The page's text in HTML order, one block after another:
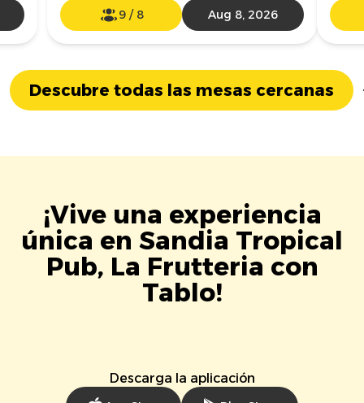
9/ 8 Aug 8, 2026
Descubre todas las mesas cercanas
¡Vive una experiencia
única en Sandia Tropical
Pub, La Frutteria con
Tablo!
Descarga la aplicación